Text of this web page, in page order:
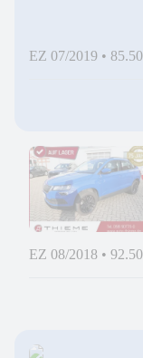
EZ 07/2019 •
EZ 08/2018 •